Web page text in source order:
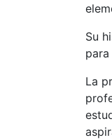
Su
para
La